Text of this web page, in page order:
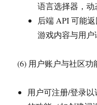
语言选择器，动
后端 API 可能
游戏内容与用户
(6) 用户账户与社区功
用户可注册/登录以